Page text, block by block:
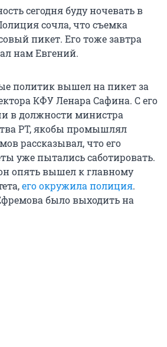
сегодня буду ночевать в
сочла, что съемка
пикет. Его тоже завтра
нам Евгений.
политик вышел на пикет за
КФУ Ленара Сафина. С его
в должности министра
РТ, якобы промышлял
рассказывал, что его
уже пытались саботировать.
опять вышел к главному
его окружила полиция.
было выходить на